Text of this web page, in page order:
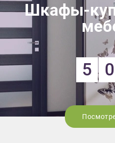
Шкафы-
5 0